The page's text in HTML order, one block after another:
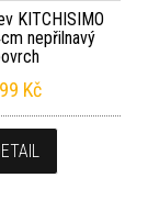
KITCHISIMO
nepřilnavý
Kč